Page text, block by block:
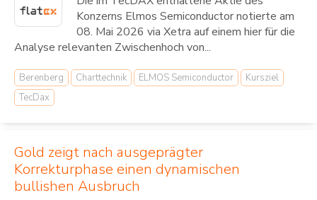
Konzerns Elmos Semiconductor notierte am
08. Mai 2026 via Xetra auf einem hier für die
Analyse relevanten Zwischenhoch von...
Berenberg Charttechnik ELMOS Semiconductor
Kursziel
TecDax
Gold zeigt nach ausgeprägter
Korrekturphase einen dynamischen
bullishen Ausbruch